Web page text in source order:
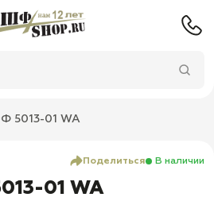
5013-01 WA
Поделиться В наличии
01 WA